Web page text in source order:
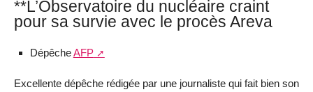
**L’Observatoire du nucléaire craint
pour sa survie avec le procès Areva
DépêcheAFP
Excellente dépêche rédigée par une journaliste qui fait bien son